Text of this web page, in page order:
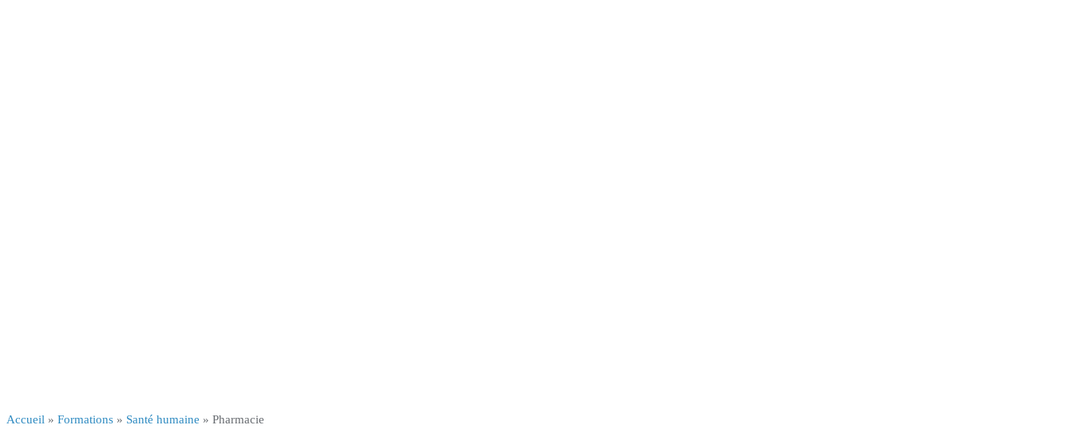
Accueil » Formations » Santé humaine » Pharmacie